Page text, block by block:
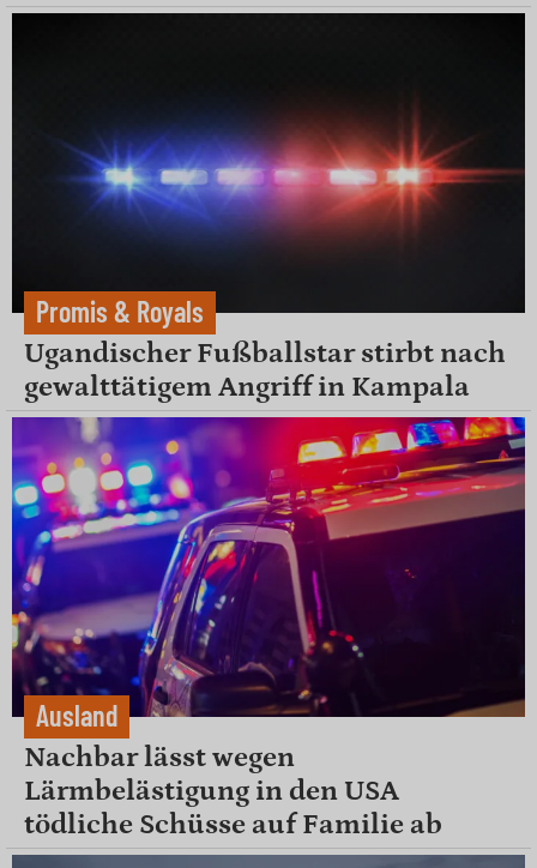
Promis & Royals
Ugandischer Fußballstar stirbt nach
gewalttätigem Angriff in Kampala
Ausland
Nachbar lässt wegen
Lärmbelästigung in den USA
tödliche Schüsse auf Familie ab